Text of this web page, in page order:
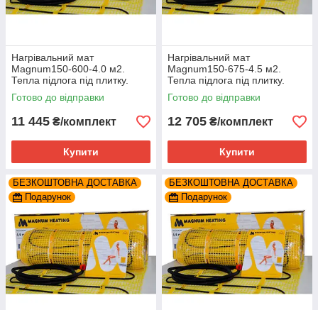
Нагрівальний мат
Magnum150-600-4.0 м2.
Тепла підлога під плитку.
Готово до відправки
11 445 ₴/комплект
Купити
Нагрівальний мат
Magnum150-675-4.5 м2.
Тепла підлога під плитку.
Готово до відправки
12 705 ₴/комплект
Купити
БЕЗКОШТОВНА ДОСТАВКА
Подарунок
БЕЗКОШТОВНА ДОСТАВКА
Подарунок